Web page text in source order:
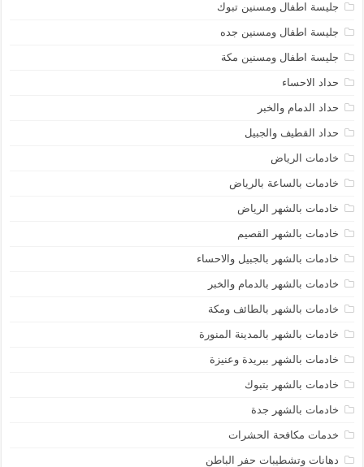
جليسة اطفال ومسنين تبوك
جليسة اطفال ومسنين جده
جليسة اطفال ومسنين مكة
حداد الاحساء
حداد الدمام والخبر
حداد القطيف والجبيل
خادمات الرياض
خادمات بالساعة بالرياض
خادمات بالشهر الرياض
خادمات بالشهر القصيم
خادمات بالشهر بالجبيل والاحساء
خادمات بالشهر بالدمام والخبر
خادمات بالشهر بالطائف ومكة
خادمات بالشهر بالمدينة المنورة
خادمات بالشهر ببريدة وعنيزة
خادمات بالشهر بتبوك
خادمات بالشهر جدة
خدمات مكافحة الحشرات
دهانات وتشطيبات حفر الباطن